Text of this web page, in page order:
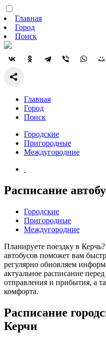
Главная
Город
Поиск
Главная
Город
Поиск
Городские
Пригородные
Междугородние
Расписание
Городские
Пригородные
Междугородние
Планируете поездку в
автобусов поможет вам
регулярно обновляем
актуальное расписание
отправления и прибытия, а
комфорта.
Расписание
Керчи